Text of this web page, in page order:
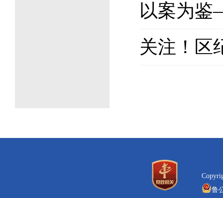
以案为鉴
关注！区
鲁